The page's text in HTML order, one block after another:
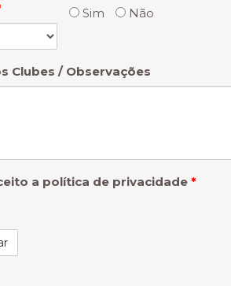
Sim
Não
Clubes / Observações
a política de privacidade *